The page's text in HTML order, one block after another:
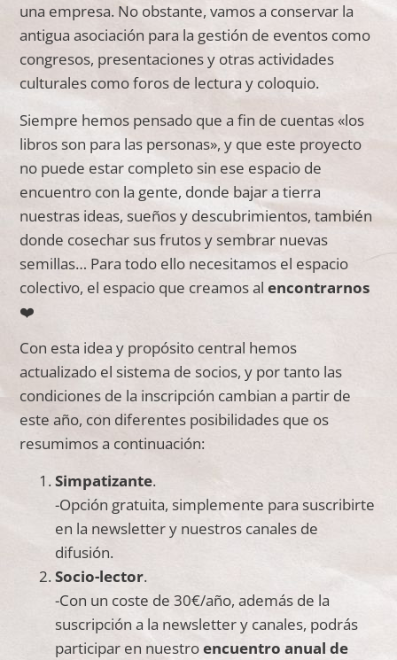
una empresa. No obstante, vamos a conservar la
antigua asociación para la gestión de eventos como
congresos, presentaciones y otras actividades
culturales como foros de lectura y coloquio.
Siempre hemos pensado que a fin de cuentas «los
libros son para las personas», y que este proyecto
no puede estar completo sin ese espacio de
encuentro con la gente, donde bajar a tierra
nuestras ideas, sueños y descubrimientos, también
donde cosechar sus frutos y sembrar nuevas
semillas… Para todo ello necesitamos el espacio
colectivo, el espacio que creamos alencontrarnos
❤️
Con esta idea y propósito central hemos
actualizado el sistema de socios, y por tanto las
condiciones de la inscripción cambian a partir de
este año, con diferentes posibilidades que os
resumimos a continuación:
Simpatizante.
-Opción gratuita, simplemente para suscribirte
en la newsletter y nuestros canales de
difusión.
Socio-lector.
-Con un coste de 30€/año, además de la
suscripción a la newsletter y canales, podrás
participar en nuestroencuentro anual de